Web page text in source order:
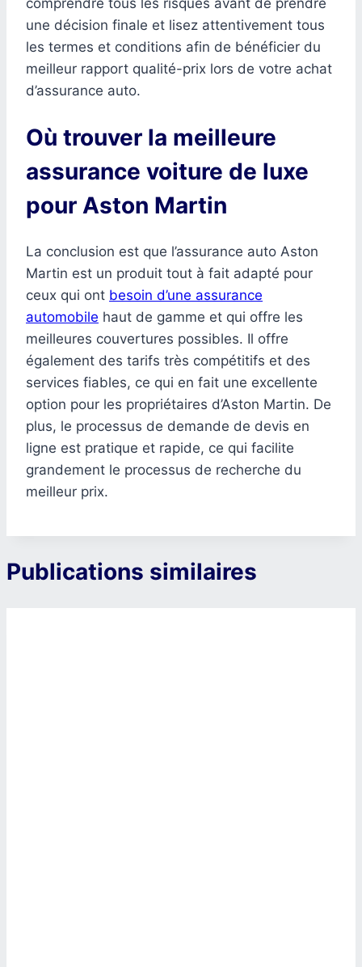
une décision finale et lisez attentivement tous
les termes et conditions afin de bénéficier du
meilleur rapport qualité-prix lors de votre achat
d’assurance auto.
Où trouver la meilleure
assurance voiture de luxe
pour Aston Martin
La conclusion est que l’assurance auto Aston
Martin est un produit tout à fait adapté pour
ceux qui ont besoin d’une assurance
automobile haut de gamme et qui offre les
meilleures couvertures possibles. Il offre
également des tarifs très compétitifs et des
services fiables, ce qui en fait une excellente
option pour les propriétaires d’Aston Martin. De
plus, le processus de demande de devis en
ligne est pratique et rapide, ce qui facilite
grandement le processus de recherche du
meilleur prix.
Publications similaires